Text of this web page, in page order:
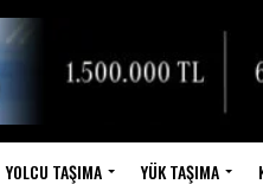
YOLCU TAŞIMA YÜK TAŞIMA